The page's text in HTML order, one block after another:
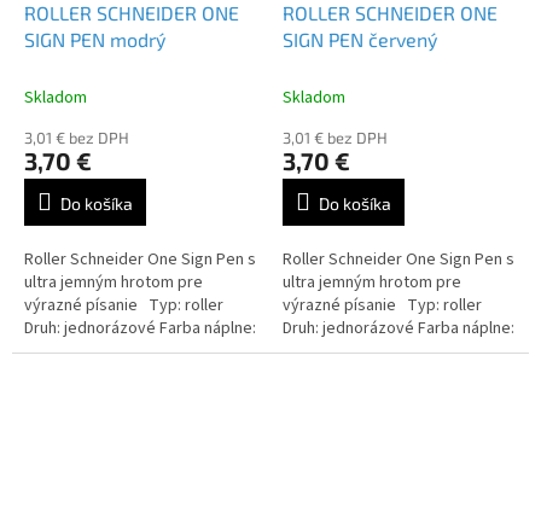
ROLLER SCHNEIDER ONE
SIGN PEN modrý
Skladom
3,01 € bez DPH
3,70 €
Do košíka
Roller Schneider One Sign Pen s
ultra jemným hrotom pre
výrazné písanie Typ: roller
Druh: jednorázové Farba náplne:
čierna / červená / modrá /
ROLLER SCHNEIDER ONE
SIGN PEN červený
Skladom
3,01 € bez DPH
3,70 €
Do košíka
Roller Schneider One Sign Pen s
ultra jemným hrotom pre
výrazné písanie Typ: roller
Druh: jednorázové Farba náplne:
čierna / červená / modrá /